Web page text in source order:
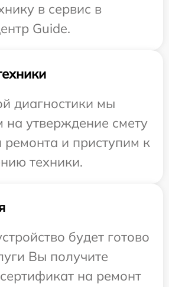
в сервис в
Guide.
диагностики мы
на утверждение смету
ремонта и приступим к
техники.
будет готово
Вы получите
на ремонт